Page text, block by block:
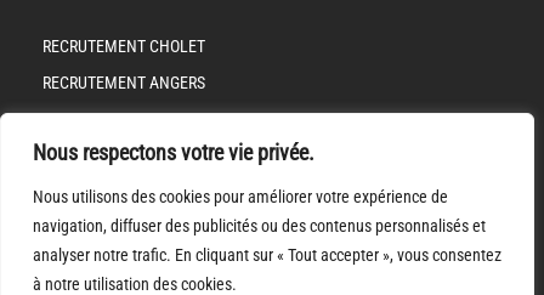
Nous respectons votre vie privée.
Nous utilisons des cookies pour améliorer votre expérience de
navigation, diffuser des publicités ou des contenus personnalisés et
analyser notre trafic. En cliquant sur « Tout accepter », vous consentez
à notre utilisation des cookies.
RECRUTEMENT CHOLET
RECRUTEMENT ANGERS
RECRUTEMENT LES HERBIERS
RECRUTEMENT NANTES
MENTIONS LÉGALES
POLITIQUE DE CONFIDENTALITÉ